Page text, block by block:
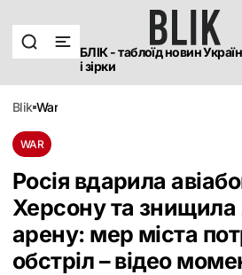
БЛІК - таблоїд новин
і зірки
blik war
WAR
Росія вдарила
Херсону та
арену: мер міста
обстріл – відео